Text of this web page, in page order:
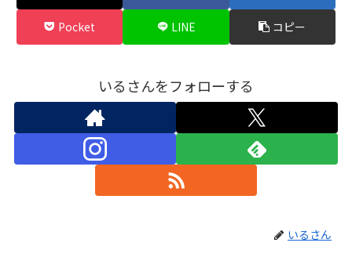
Pocket LINE コピー
いるさんをフォローする
いるさん